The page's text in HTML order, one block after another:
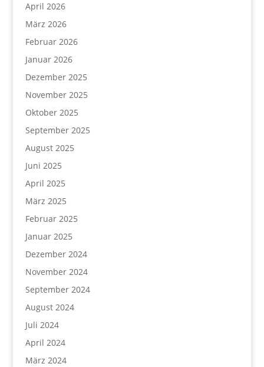
April 2026
März 2026
Februar 2026
Januar 2026
Dezember 2025
November 2025
Oktober 2025
September 2025
August 2025
Juni 2025
April 2025
März 2025
Februar 2025
Januar 2025
Dezember 2024
November 2024
September 2024
August 2024
Juli 2024
April 2024
März 2024